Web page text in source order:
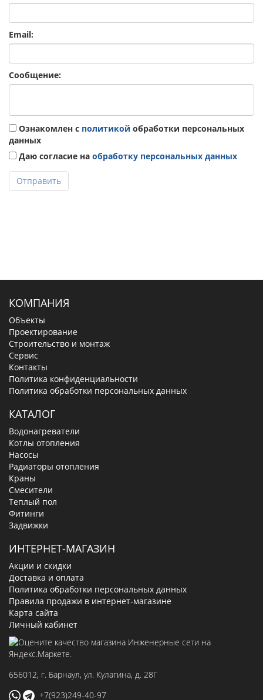
Email:
Сообщение:
Ознакомлен с политикой обработки персональных
данных
Даю согласие на обработку персональных данных
Отправить
КОМПАНИЯ
Объекты
Проектирование
Строительство и монтаж
Сервис
Контакты
Политика конфиденциальности
Политика обработки персональных данных
КАТАЛОГ
Водонагреватели
Котлы отопления
Насосы
Радиаторы отопления
Краны
Смесители
Теплый пол
Фитинги
Задвижки
ИНТЕРНЕТ-МАГАЗИН
Акции и скидки
Доставка и оплата
Политика обработки персональных данных
Правила продажи в интернет-магазине
Карта сайта
Личный кабинет
656012, г. Барнаул, ул. Кулагина, д. 28Г
+7(923)249-40-97